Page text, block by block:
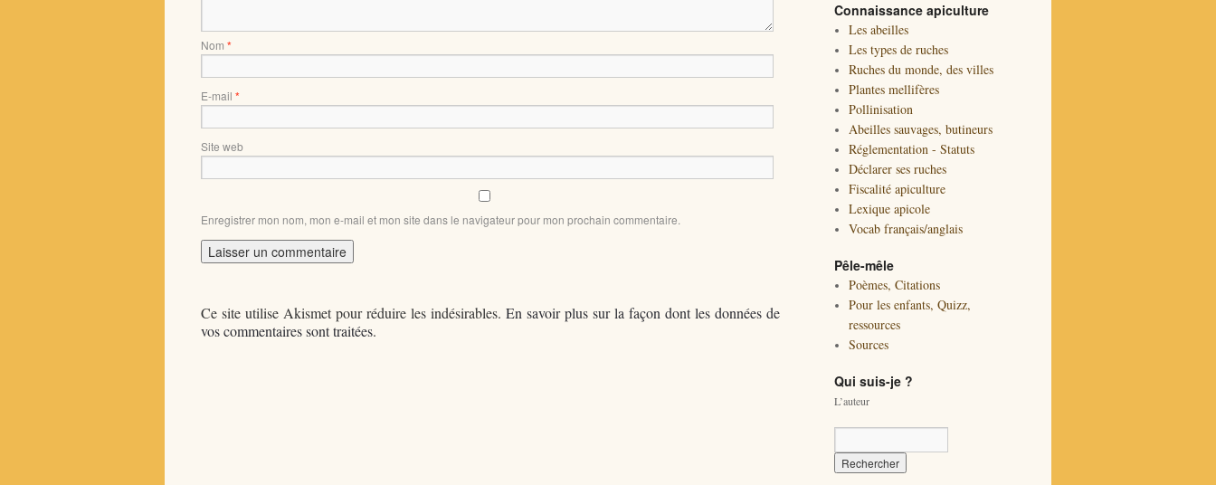
Nom *
E-mail *
Site web
Enregistrer mon nom, mon e-mail et mon site dans le navigateur pour mon prochain commentaire.
Ce site utilise Akismet pour réduire les indésirables. En savoir plus sur la façon dont les données de
vos commentaires sont traitées.
Connaissance apiculture
Les abeilles
Les types de ruches
Ruches du monde, des villes
Plantes mellifères
Pollinisation
Abeilles sauvages, butineurs
Réglementation - Statuts
Déclarer ses ruches
Fiscalité apiculture
Lexique apicole
Vocab français/anglais
Pêle-mêle
Poèmes, Citations
Pour les enfants, Quizz,
ressources
Sources
Qui suis-je ?
L’auteur